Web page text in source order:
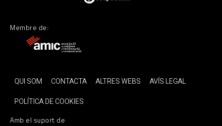
Membre de:
QUI SOM CONTACTA ALTRES WEBS
AVÍS LEGAL
POLÍTICA DE COOKIES
Amb el suport de